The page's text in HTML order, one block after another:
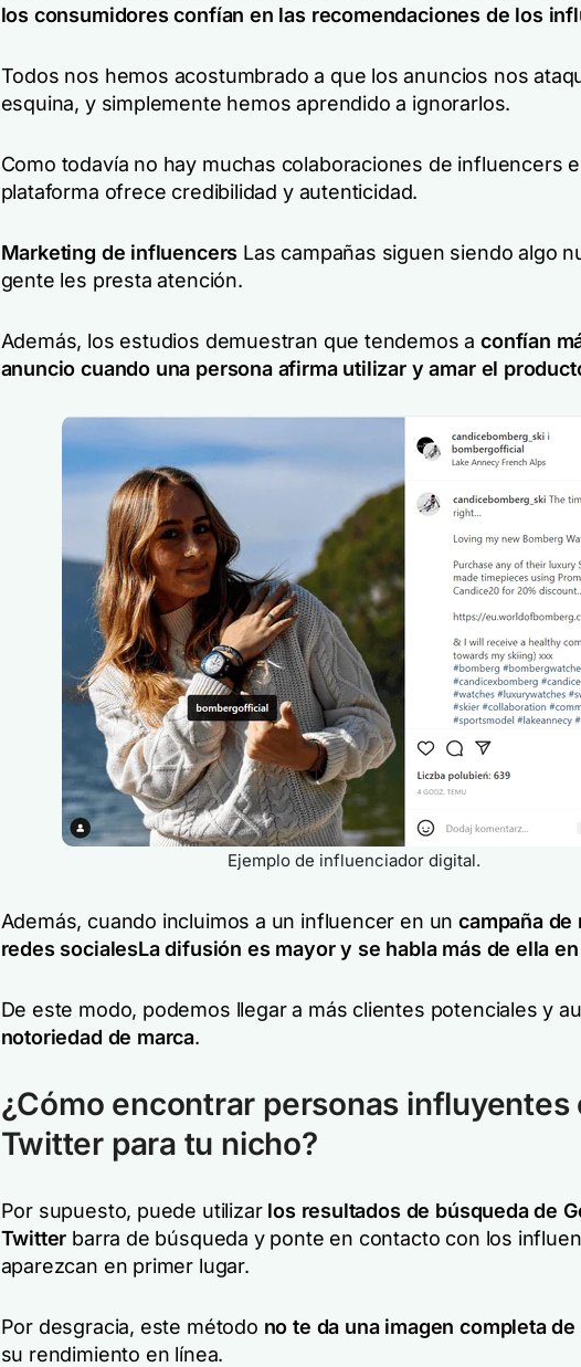
los consumidores confían en las recomendaciones de los
Todos nos hemos acostumbrado a que los anuncios nos
esquina, y simplemente hemos aprendido a ignorarlos.
Como todavía no hay muchas colaboraciones de influencers
plataforma ofrece credibilidad y autenticidad.
Marketing de influencers Las campañas siguen siendo algo
gente les presta atención.
Además, los estudios demuestran que tendemos a confían
anuncio cuando una persona afirma utilizar y amar el
Ejemplo de influenciador digital.
Además, cuando incluimos a un influencer en uncampaña de
redes socialesLa difusión es mayor y se habla más de ella
De este modo, podemos llegar a más clientes potenciales y
notoriedad de marca.
¿Cómo encontrar personas influyentes
Twitter para tu nicho?
Por supuesto, puede utilizar los resultados de búsqueda de
Twitter barra de búsqueda y ponte en contacto con los
aparezcan en primer lugar.
Por desgracia, este método no te da una imagen completa
su rendimiento en línea.